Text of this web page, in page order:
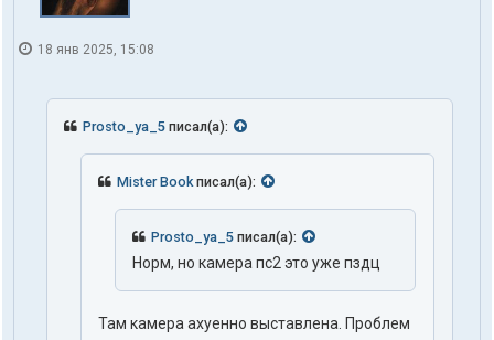
18 янв 2025, 15:08
Prosto_ya_5 писал(а):
Mister Bookписал(а):
Prosto_ya_5 писал(а):
Норм, но камера пс2 это уже пздц
Там камера ахуенно выставлена. Проблем